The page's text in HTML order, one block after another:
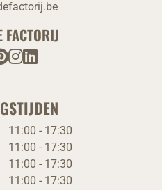
FACTORIJ
11:00 - 17:30
11:00 - 17:30
11:00 - 17:30
11:00 - 17:30